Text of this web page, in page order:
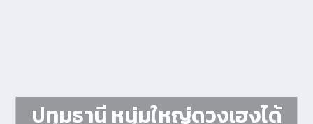
ปทุมธานี หนุ่มใหญ่ดวงเฮงได้